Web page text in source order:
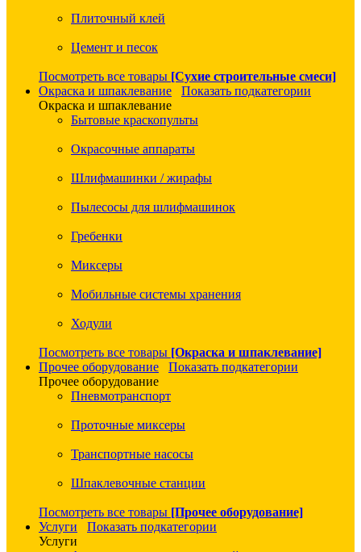
Плиточный клей
Цемент и песок
Посмотреть все товары [Сухие строительные смеси]
Окраска и шпаклевание
Показать подкатегории
Окраска и шпаклевание
Бытовые краскопульты
Окрасочные аппараты
Шлифмашинки / жирафы
Пылесосы для шлифмашинок
Гребенки
Миксеры
Мобильные системы хранения
Ходули
Посмотреть все товары [Окраска и шпаклевание]
Прочее оборудование
Показать подкатегории
Прочее оборудование
Пневмотранспорт
Проточные миксеры
Транспортные насосы
Шпаклевочные станции
Посмотреть все товары [Прочее оборудование]
Услуги
Показать подкатегории
Услуги